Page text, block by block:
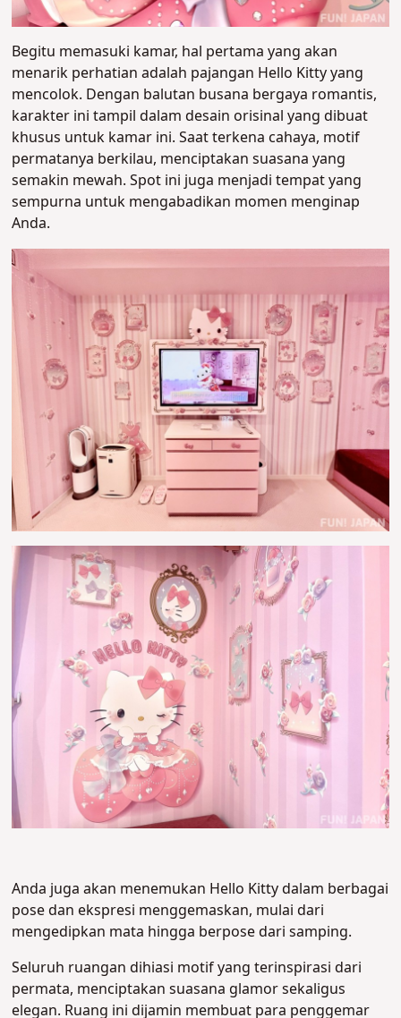
Begitu memasuki kamar, hal pertama yang akan
menarik perhatian adalah pajangan Hello Kitty yang
mencolok. Dengan balutan busana bergaya romantis,
karakter ini tampil dalam desain orisinal yang dibuat
khusus untuk kamar ini. Saat terkena cahaya, motif
permatanya berkilau, menciptakan suasana yang
semakin mewah. Spot ini juga menjadi tempat yang
sempurna untuk mengabadikan momen menginap
Anda.
Anda juga akan menemukan Hello Kitty dalam berbagai
pose dan ekspresi menggemaskan, mulai dari
mengedipkan mata hingga berpose dari samping.
Seluruh ruangan dihiasi motif yang terinspirasi dari
permata, menciptakan suasana glamor sekaligus
elegan. Ruang ini dijamin membuat para penggemar